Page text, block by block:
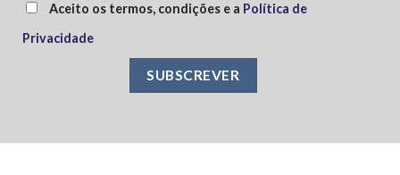
Aceito os termos, condições e a Política de
Privacidade